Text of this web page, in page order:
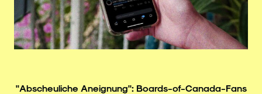
"Abscheuliche Aneignung": Boards-of-Canada-Fans